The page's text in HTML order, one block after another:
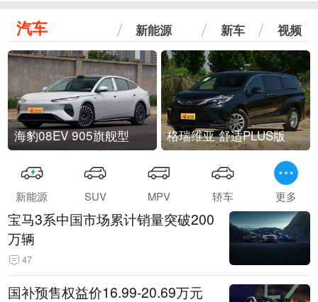
汽车 新能源 新车 视频
海豹08EV 905旗舰型 格瑞维亚 舒适PLUS版
新能源 SUV MPV 轿车 更多
宝马3系中国市场累计销量突破200
万辆
47
国补预售权益价16.99-20.69万元